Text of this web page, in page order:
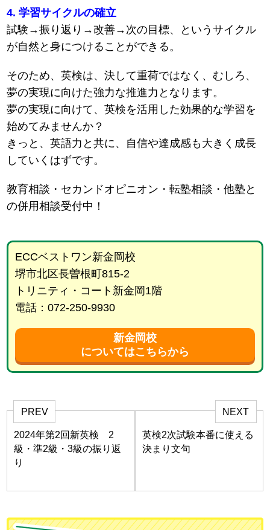
4. 学習サイクルの確立
試験→振り返り→改善→次の目標、というサイクル
が自然と身につけることができる。
そのため、英検は、決して重荷ではなく、むしろ、
夢の実現に向けた強力な推進力となります。
夢の実現に向けて、英検を活用した効果的な学習を
始めてみませんか？
きっと、英語力と共に、自信や達成感も大きく成長
していくはずです。
教育相談・セカンドオピニオン・転塾相談・他塾と
の併用相談受付中！
ECCベストワン新金岡校
堺市北区長曽根町815-2
トリニティ・コート新金岡1階
電話：072-250-9930
新金岡校
についてはこちらから
PREV
2024年第2回新英検 2
級・準2級・3級の振り返
り
NEXT
英検2次試験本番に使える
決まり文句